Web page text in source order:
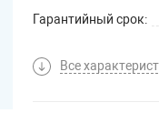
Гарантийный срок:
Все